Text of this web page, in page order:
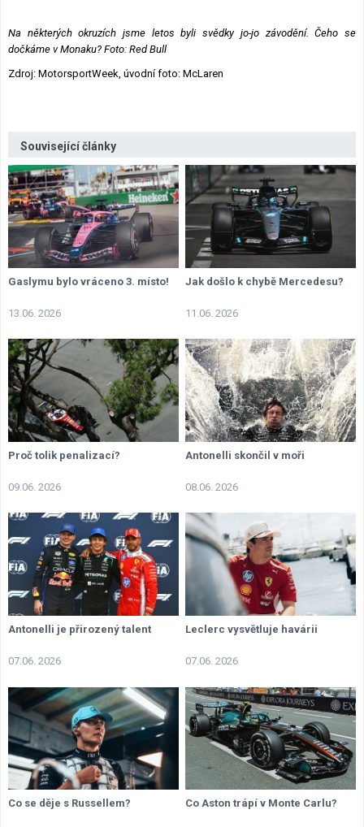
Na některých okruzích jsme letos byli svědky jo-jo závodění. Čeho se
dočkáme v Monaku? Foto: Red Bull
Zdroj: MotorsportWeek, úvodní foto: McLaren
Související články
Gaslymu bylo vráceno 3. místo!
13.06. 2026
Jak došlo k chybě Mercedesu?
11.06. 2026
Proč tolik penalizací?
09.06. 2026
Antonelli skončil v moři
08.06. 2026
Antonelli je přirozený talent
07.06. 2026
Leclerc vysvětluje havárii
07.06. 2026
Co se děje s Russellem? Co Aston trápí v Monte Carlu?